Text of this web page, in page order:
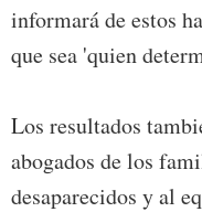
informará de estos
que sea 'quien
Los resultados
abogados de los
desaparecidos y al